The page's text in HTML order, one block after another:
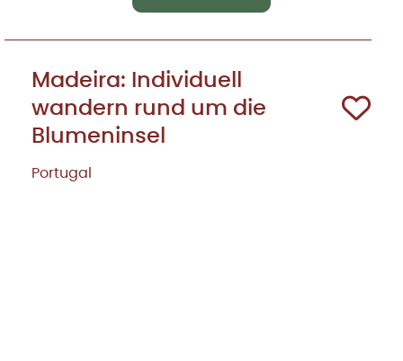
Madeira: Individuell
wandern rund um die
Blumeninsel
Portugal